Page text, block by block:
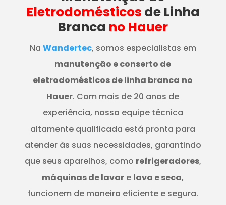
Eletrodomésticos de Linha
Branca no Hauer
Na Wandertec, somos especialistas em
manutenção e conserto de
eletrodomésticos de linha branca no
Hauer. Com mais de 20 anos de
experiência, nossa equipe técnica
altamente qualificada está pronta para
atender às suas necessidades, garantindo
que seus aparelhos, como refrigeradores,
máquinas de lavar e lava e seca,
funcionem de maneira eficiente e segura.